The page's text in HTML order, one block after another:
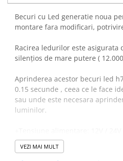
Becuri cu Led generatie noua
montare fara modificari,
Racirea ledurilor este
silențios de mare putere (
Aprinderea acestor becuri led
0.15 secunde , ceea ce le face
sau unde este necesara
luminilor.
+Led COB de calitate BridgeLux
+Putere Led: 100W / 15000
VEZI MAI MULT